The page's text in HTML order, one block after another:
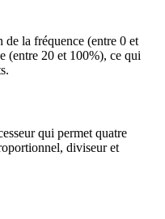
la fréquence (entre 0 et
(entre 20 et 100%), ce qui
qui permet quatre
diviseur et